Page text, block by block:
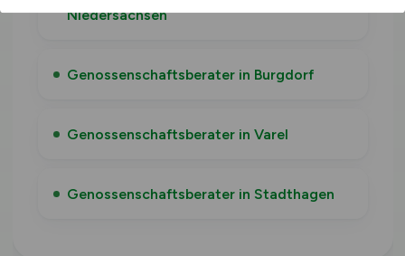
Niedersachsen
Genossenschaftsberater in Burgdorf
Genossenschaftsberater in Varel
Genossenschaftsberater in Stadthagen